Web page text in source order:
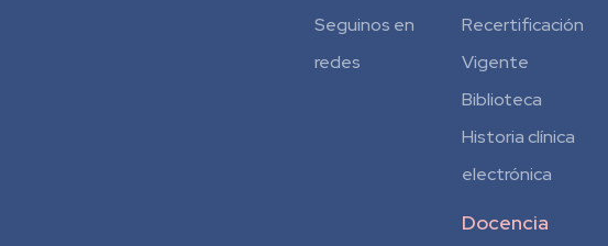
Seguinos en
redes
Recertificación
Vigente
Biblioteca
Historia clínica
electrónica
Docencia